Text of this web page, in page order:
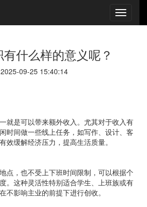
什么样的意义呢？
2025-09-25 15:40:14
就是可以带来额外收入。尤其对于收入有
时间做一些线上任务，如写作、设计、客
效缓解经济压力，提高生活质量。
点，也不受上下班时间限制，可以根据个
。这种灵活性特别适合学生、上班族或有
不影响主业的前提下进行创收。